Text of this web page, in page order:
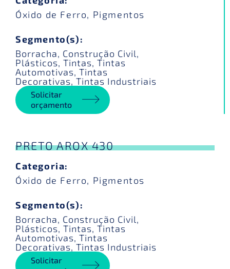
Óxido de Ferro, Pigmentos
Segmento(s):
Borracha, Construção Civil,
Plásticos, Tintas, Tintas
Automotivas, Tintas
Decorativas, Tintas Industriais
Solicitar
orçamento
PRETO AROX 430
Categoria:
Óxido de Ferro, Pigmentos
Segmento(s):
Borracha, Construção Civil,
Plásticos, Tintas, Tintas
Automotivas, Tintas
Decorativas, Tintas Industriais
Solicitar